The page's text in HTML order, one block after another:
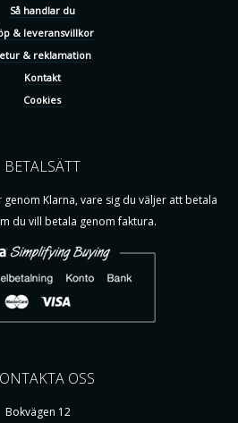
Så handlar du
& leveransvillkor
& reklamation
Kontakt
Cookies
BETALSÄTT
Klarna, vare sig du väljer att betala
du vill betala genom faktura.
OSS
Bokvägen 12